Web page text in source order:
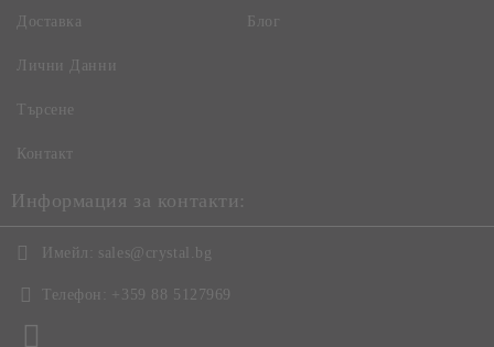
Доставка Блог
Лични Данни
Търсене
Контакт
Информация за контакти:
Имейл: sales@crystal.bg
Телефон: +359 88 5127969